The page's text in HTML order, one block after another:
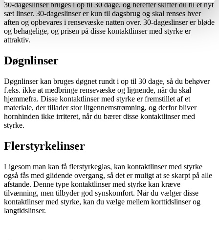
30-dageslinser bruges i op til 30 dage, og herefter skifter du til et nyt
sæt linser. 30-dageslinser er kun til dagsbrug og skal renses hver
aften og opbevares i rensevæske natten over. 30-dageslinser er bløde
og behagelige, og prisen på disse kontaktlinser med styrke er
attraktiv.
Døgnlinser
Døgnlinser kan bruges døgnet rundt i op til 30 dage, så du behøver
f.eks. ikke at medbringe rensevæske og lignende, når du skal
hjemmefra. Disse kontaktlinser med styrke er fremstillet af et
materiale, der tillader stor iltgennemstrømning, og derfor bliver
hornhinden ikke irriteret, når du bærer disse kontaktlinser med
styrke.
Flerstyrkelinser
Ligesom man kan få flerstyrkeglas, kan kontaktlinser med styrke
også fås med glidende overgang, så det er muligt at se skarpt på alle
afstande. Denne type kontaktlinser med styrke kan kræve
tilvænning, men tilbyder god synskomfort. Når du vælger disse
kontaktlinser med styrke, kan du vælge mellem korttidslinser og
langtidslinser.